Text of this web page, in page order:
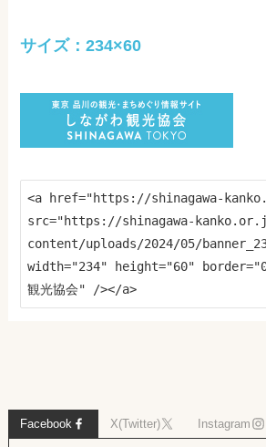
サイズ：234×60
<a href="https://shinagawa-
src="https://shinagawa-
content/uploads/2024/05/
width="234" height="60"
観光協会" /></a>
Facebook X(Twitter) Instagram